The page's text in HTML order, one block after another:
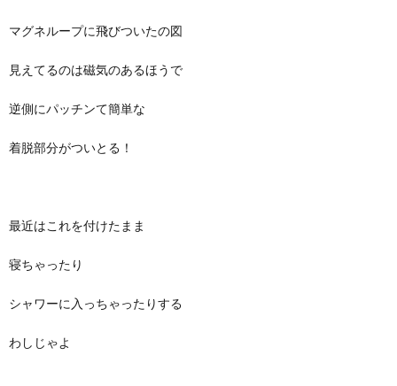
マグネループに飛びついたの図
見えてるのは磁気のあるほうで
逆側にパッチンて簡単な
着脱部分がついとる！
最近はこれを付けたまま
寝ちゃったり
シャワーに入っちゃったりする
わしじゃよ